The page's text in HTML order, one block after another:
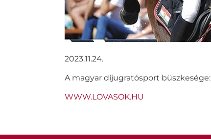
2023.11.24.
A magyar díjugratósport büszkesége:
WWW.LOVASOK.HU